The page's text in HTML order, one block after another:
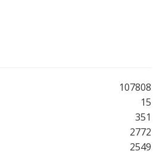
107808
15
351
2772
2549